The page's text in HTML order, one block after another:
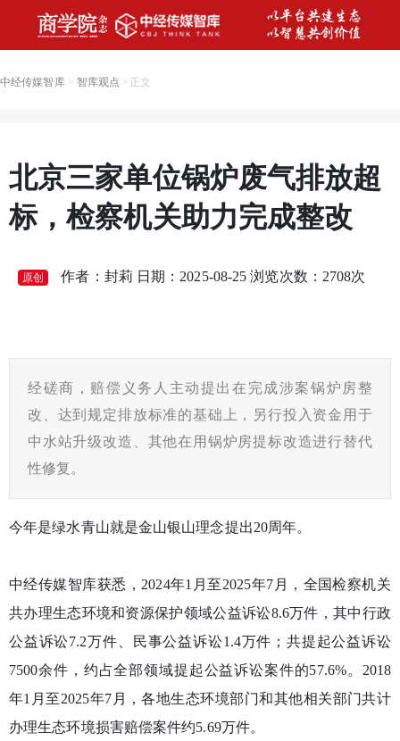
中经传媒智库> 智库观点 > 正文
北京三家单位锅炉废气排放超
标，检察机关助力完成整改
原创 作者：封莉 日期：2025-08-25 浏览次数： 2708次
经磋商，赔偿义务人主动提出在完成涉案锅炉房整
改、达到规定排放标准的基础上，另行投入资金用于
中水站升级改造、其他在用锅炉房提标改造进行替代
性修复。
今年是绿水青山就是金山银山理念提出20周年。
中经传媒智库获悉，2024年1月至2025年7月，全国检察机关
共办理生态环境和资源保护领域公益诉讼8.6万件，其中行政
公益诉讼7.2万件、民事公益诉讼1.4万件；共提起公益诉讼
7500余件，约占全部领域提起公益诉讼案件的57.6%。2018
年1月至2025年7月，各地生态环境部门和其他相关部门共计
办理生态环境损害赔偿案件约5.69万件。